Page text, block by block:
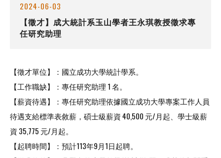
2024-06-03
【徵才】成大統計系玉山學者王永琪教授徵求專
任研究助理
【徵才單位】：國立成功大學統計學系。
【工作職缺】：專任研究助理 1 名。
【薪資待遇】：專任研究助理依據國立成功大學專案工作人員
待遇支給標準表敘薪，碩士級薪資 40,500 元/月起、學士級薪
資 35,775 元/月起。
【起聘時間】：預計113年9月1日起聘。